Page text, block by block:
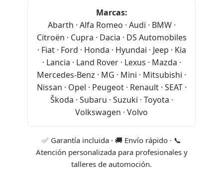
Marcas:
Abarth · Alfa Romeo · Audi · BMW ·
Citroën · Cupra · Dacia · DS Automobiles
· Fiat · Ford · Honda · Hyundai · Jeep · Kia
· Lancia · Land Rover · Lexus · Mazda ·
Mercedes-Benz · MG · Mini · Mitsubishi ·
Nissan · Opel · Peugeot · Renault · SEAT ·
Škoda · Subaru · Suzuki · Toyota ·
Volkswagen · Volvo
✅ Garantía incluida · 🚚 Envío rápido · 📞
Atención personalizada para profesionales y
talleres de automoción.